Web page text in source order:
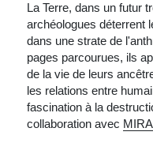
La Terre, dans un futur
archéologues déterrent
dans une strate de
pages parcourues, ils
de la vie de leurs
les relations entre
fascination à la
collaboration avec